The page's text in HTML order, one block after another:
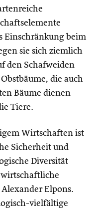
Einschränkung beim
sie sich ziemlich
den Schafweiden
die auch
Bäume dienen
Tiere.
Wirtschaften ist
Sicherheit und
Diversität
Elpons.
vielfältige